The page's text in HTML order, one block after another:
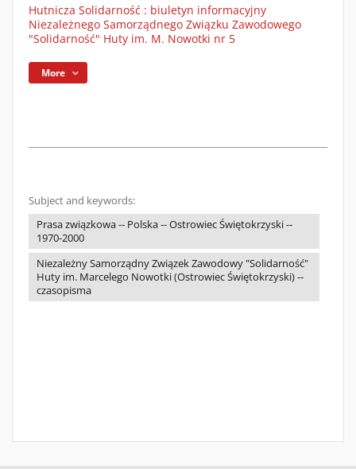
Hutnicza Solidarność : biuletyn informacyjny
Niezależnego Samorządnego Związku Zawodowego
"Solidarność" Huty im. M. Nowotki nr 5
More
Subject and keywords:
Prasa związkowa -- Polska -- Ostrowiec Świętokrzyski --
1970-2000
Niezależny Samorządny Związek Zawodowy "Solidarność"
Huty im. Marcelego Nowotki (Ostrowiec Świętokrzyski) --
czasopisma